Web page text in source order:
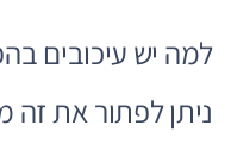
למה יש עיכובים
ניתן לפתור את